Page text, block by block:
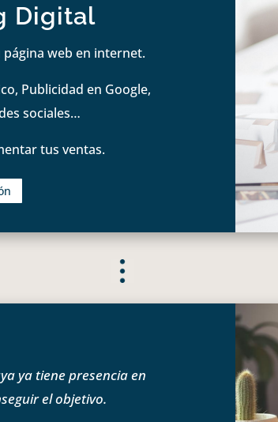
Digital
web en internet.
Publicidad en Google,
sociales…
tus ventas.
ya tiene presencia en
el objetivo.